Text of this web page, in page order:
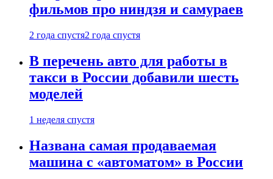
фильмов про ниндзя и самураев
2 года спустя2 года спустя
В перечень авто для работы в
такси в России добавили шесть
моделей
1 неделя спустя
Названа самая продаваемая
машина с «автоматом» в России